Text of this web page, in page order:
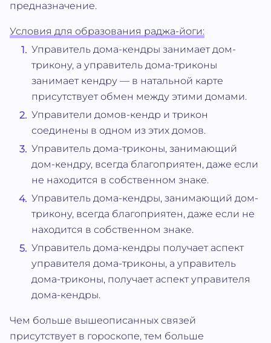
предназначение.
Условия для образования раджа-йоги:
Управитель дома-кендры занимает дом-
трикону, а управитель дома-триконы
занимает кендру — в натальной карте
присутствует обмен между этими домами.
Управители домов-кендр и трикон
соединены в одном из этих домов.
Управитель дома-триконы, занимающий
дом-кендру, всегда благоприятен, даже если
не находится в собственном знаке.
Управитель дома-кендры, занимающий дом-
трикону, всегда благоприятен, даже если не
находится в собственном знаке.
Управитель дома-кендры получает аспект
управителя дома-триконы, а управитель
дома-триконы, получает аспект управителя
дома-кендры.
Чем больше вышеописанных связей
присутствует в гороскопе, тем больше